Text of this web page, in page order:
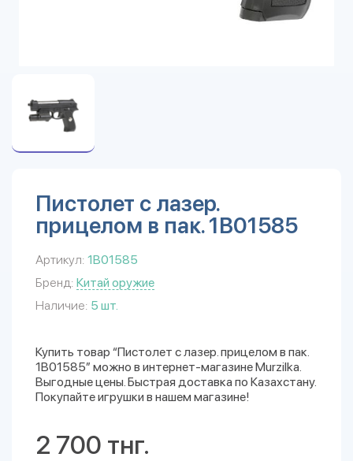
Пистолет с лазер.
прицелом в пак. 1B01585
Артикул: 1B01585
Бренд: Китай оружие
Наличие: 5 шт.
Купить товар “Пистолет с лазер. прицелом в пак.
1B01585” можно в интернет-магазине Murzilka.
Выгодные цены. Быстрая доставка по Казахстану.
Покупайте игрушки в нашем магазине!
2 700 тнг.